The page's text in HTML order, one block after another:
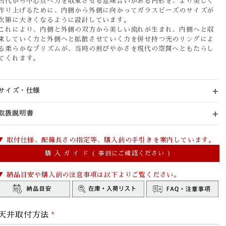
り上げるために、内側から外側に向かってガラスビーズのサイズが
第に大きくなるように設計しています。
れにより、内側と外側の双方から美しい流れが生まれ、内側へと収
していく力と外側へと拡散させていく力を併せ持つ光のリングによ
柔らかなプリズムが、当時の煎びやかさを現代の空間へともたらし
くれます。
イズ・仕様
扱説明書
取付仕様、配線長さの指定等、購入前の手引きを案内しています。
購 入 ガ イ ド ( 事前にご確認ください )
納品目安や購入前の注意事項は以下よりご覧ください。
井取付方法 *